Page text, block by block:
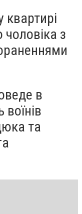
квартирі
з
в
та